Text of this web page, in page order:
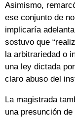
Asimismo,
ese conjunto de
implicaría
sostuvo que
la arbitrariedad o
una ley dictada
claro abuso del
La magistrada
una presunción